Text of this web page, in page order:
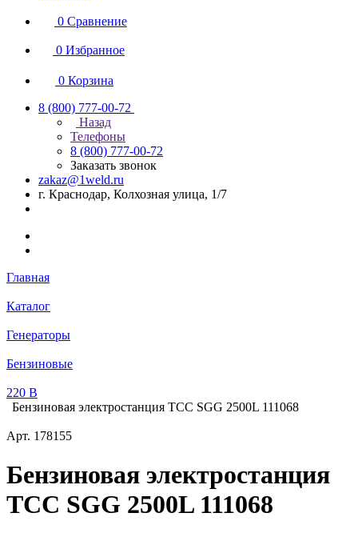
0 Сравнение
0 Избранное
0 Корзина
8 (800) 777-00-72
Назад
Телефоны
8 (800) 777-00-72
Заказать звонок
zakaz@1weld.ru
г. Краснодар, Колхозная улица, 1/7
Главная
Каталог
Генераторы
Бензиновые
220 В
Бензиновая электростанция ТСС SGG 2500L 111068
Арт. 178155
Бензиновая электростанция
ТСС SGG 2500L 111068